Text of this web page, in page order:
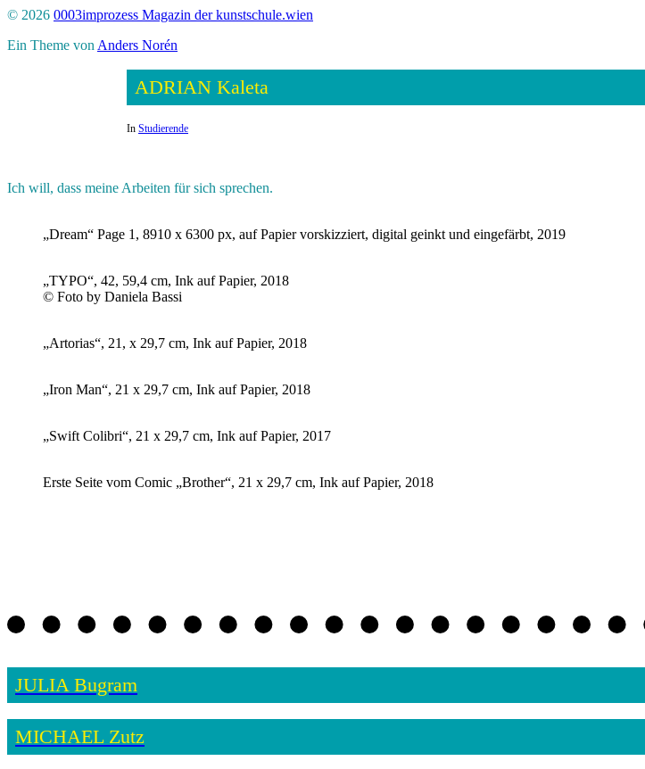
© 2026 0003improzess Magazin der kunstschule.wien
Ein Theme von Anders Norén
ADRIAN Kaleta
In Studierende
Ich will, dass meine Arbeiten für sich sprechen.
„Dream“ Page 1, 8910 x 6300 px, auf Papier vorskizziert, digital geinkt und eingefärbt, 2019
„TYPO“, 42, 59,4 cm, Ink auf Papier, 2018
© Foto by Daniela Bassi
„Artorias“, 21, x 29,7 cm, Ink auf Papier, 2018
„Iron Man“, 21 x 29,7 cm, Ink auf Papier, 2018
„Swift Colibri“, 21 x 29,7 cm, Ink auf Papier, 2017
Erste Seite vom Comic „Brother“, 21 x 29,7 cm, Ink auf Papier, 2018
JULIA Bugram
MICHAEL Zutz